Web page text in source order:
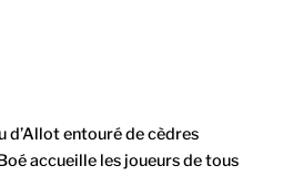
d’Allot entouré de cèdres
accueille les joueurs de tous